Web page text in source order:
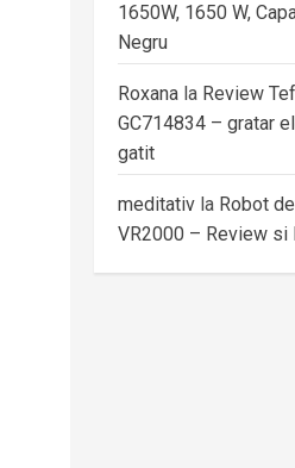
1650W, 1650 W,
Negru
Roxana la Review
GC714834 – gratar
gatit
meditativ la Robot
VR2000 – Review si